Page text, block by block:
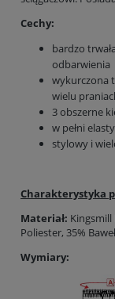
Cechy:
bardzo
odbarwienia
wykurczona
wielu
3 obszerne
w pełni
stylowy i
Charakterystyka
Materiał: Kingsmill
Poliester, 35%
Wymiary: